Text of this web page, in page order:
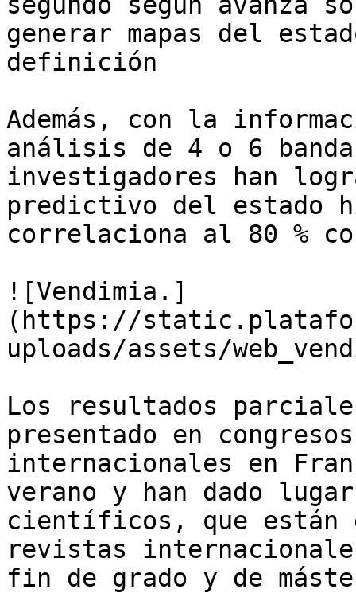
generar mapas del
definición
Además, con la
análisis de 4 o 6
investigadores han
predictivo del estado
correlaciona al 80 %
![Vendimia.]
(https://
uploads/assets/
Los resultados
presentado en
internacionales en
verano y han dado
científicos, que están
revistas
fin de grado y de